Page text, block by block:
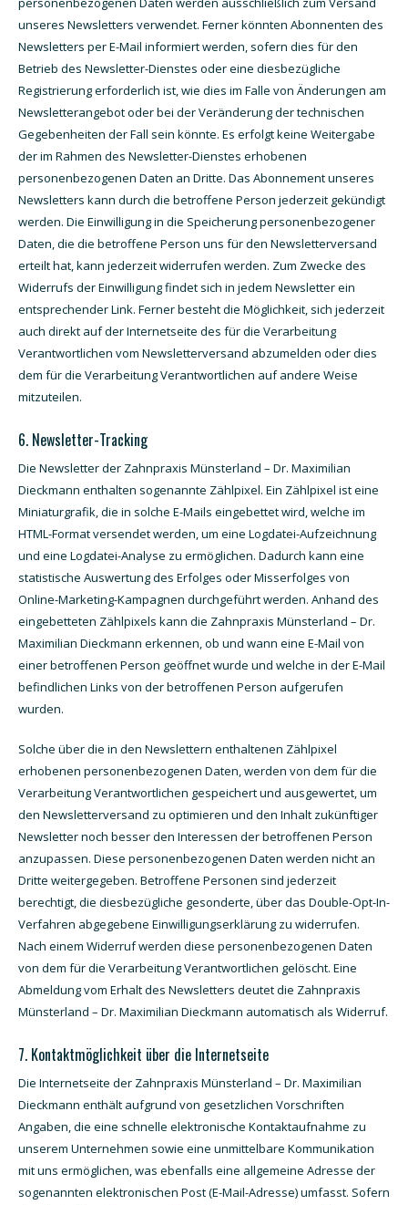
unseres Newsletters verwendet. Ferner könnten Abonnenten des
Newsletters per E-Mail informiert werden, sofern dies für den
Betrieb des Newsletter-Dienstes oder eine diesbezügliche
Registrierung erforderlich ist, wie dies im Falle von Änderungen am
Newsletterangebot oder bei der Veränderung der technischen
Gegebenheiten der Fall sein könnte. Es erfolgt keine Weitergabe
der im Rahmen des Newsletter-Dienstes erhobenen
personenbezogenen Daten an Dritte. Das Abonnement unseres
Newsletters kann durch die betroffene Person jederzeit gekündigt
werden. Die Einwilligung in die Speicherung personenbezogener
Daten, die die betroffene Person uns für den Newsletterversand
erteilt hat, kann jederzeit widerrufen werden. Zum Zwecke des
Widerrufs der Einwilligung findet sich in jedem Newsletter ein
entsprechender Link. Ferner besteht die Möglichkeit, sich jederzeit
auch direkt auf der Internetseite des für die Verarbeitung
Verantwortlichen vom Newsletterversand abzumelden oder dies
dem für die Verarbeitung Verantwortlichen auf andere Weise
mitzuteilen.
6. Newsletter-Tracking
Die Newsletter der Zahnpraxis Münsterland – Dr. Maximilian
Dieckmann enthalten sogenannte Zählpixel. Ein Zählpixel ist eine
Miniaturgrafik, die in solche E-Mails eingebettet wird, welche im
HTML-Format versendet werden, um eine Logdatei-Aufzeichnung
und eine Logdatei-Analyse zu ermöglichen. Dadurch kann eine
statistische Auswertung des Erfolges oder Misserfolges von
Online-Marketing-Kampagnen durchgeführt werden. Anhand des
eingebetteten Zählpixels kann die Zahnpraxis Münsterland – Dr.
Maximilian Dieckmann erkennen, ob und wann eine E-Mail von
einer betroffenen Person geöffnet wurde und welche in der E-Mail
befindlichen Links von der betroffenen Person aufgerufen
wurden.
Solche über die in den Newslettern enthaltenen Zählpixel
erhobenen personenbezogenen Daten, werden von dem für die
Verarbeitung Verantwortlichen gespeichert und ausgewertet, um
den Newsletterversand zu optimieren und den Inhalt zukünftiger
Newsletter noch besser den Interessen der betroffenen Person
anzupassen. Diese personenbezogenen Daten werden nicht an
Dritte weitergegeben. Betroffene Personen sind jederzeit
berechtigt, die diesbezügliche gesonderte, über das Double-Opt-In-
Verfahren abgegebene Einwilligungserklärung zu widerrufen.
Nach einem Widerruf werden diese personenbezogenen Daten
von dem für die Verarbeitung Verantwortlichen gelöscht. Eine
Abmeldung vom Erhalt des Newsletters deutet die Zahnpraxis
Münsterland – Dr. Maximilian Dieckmann automatisch als Widerruf.
7. Kontaktmöglichkeit über die Internetseite
Die Internetseite der Zahnpraxis Münsterland – Dr. Maximilian
Dieckmann enthält aufgrund von gesetzlichen Vorschriften
Angaben, die eine schnelle elektronische Kontaktaufnahme zu
unserem Unternehmen sowie eine unmittelbare Kommunikation
mit uns ermöglichen, was ebenfalls eine allgemeine Adresse der
sogenannten elektronischen Post (E-Mail-Adresse) umfasst. Sofern